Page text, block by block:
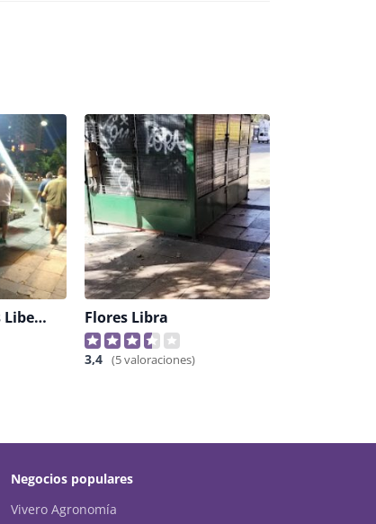
Puesto De Flores Libertad Flores Libra
3,4 (5 valoraciones)
Negocios populares
Vivero Agronomía